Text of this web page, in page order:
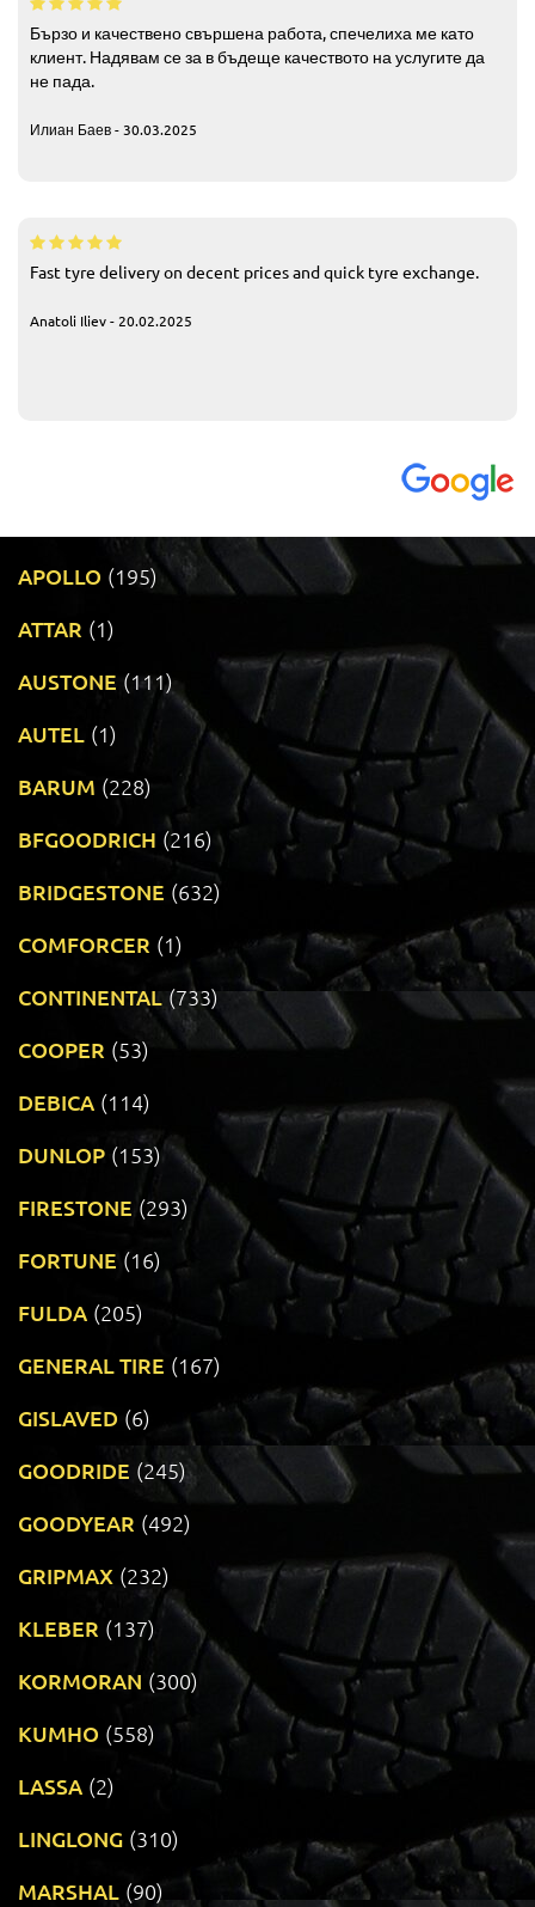
Бързо и качествено свършена работа, спечелиха ме като
клиент. Надявам се за в бъдеще качеството на услугите да
не пада.
Илиан Баев - 30.03.2025
Fast tyre delivery on decent prices and quick tyre exchange.
Anatoli Iliev - 20.02.2025
APOLLO (195)
ATTAR (1)
AUSTONE (111)
AUTEL (1)
BARUM (228)
BFGOODRICH (216)
BRIDGESTONE (632)
COMFORCER (1)
CONTINENTAL (733)
COOPER (53)
DEBICA (114)
DUNLOP (153)
FIRESTONE (293)
FORTUNE (16)
FULDA (205)
GENERAL TIRE (167)
GISLAVED (6)
GOODRIDE (245)
GOODYEAR (492)
GRIPMAX (232)
KLEBER (137)
KORMORAN (300)
KUMHO (558)
LASSA (2)
LINGLONG (310)
MARSHAL (90)